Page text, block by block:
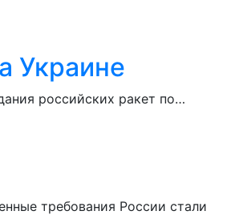
Украине
российских ракет по…
требования России стали